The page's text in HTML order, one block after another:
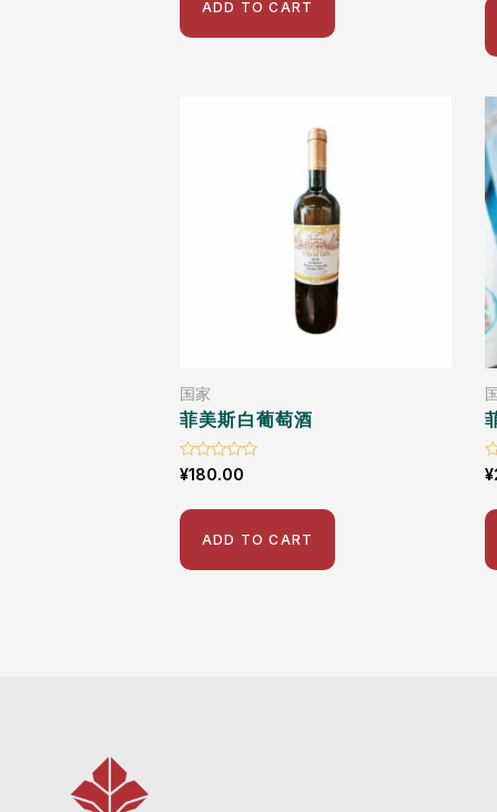
ADD TO CART
国家
菲美斯白葡萄酒
Rated
0
of
¥180.00
ADD TO CART
0
of
¥